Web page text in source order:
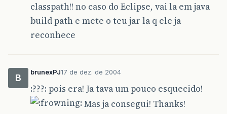
classpath!! no caso do Eclipse, vai la em java
build path e mete o teu jar la q ele ja
reconhece
B
brunexPJ17 de dez. de 2004
:???: pois era! Ja tava um pouco esquecido!
Mas ja consegui! Thanks!